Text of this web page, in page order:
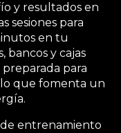
y resultados en
sesiones para
en tu
bancos y cajas
preparada para
que fomenta un
entrenamiento